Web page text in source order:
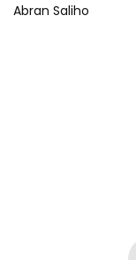
Abran Saliho